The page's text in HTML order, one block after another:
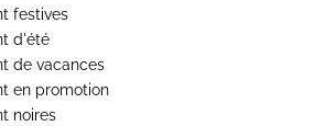
festives
d'été
de vacances
en promotion
noires